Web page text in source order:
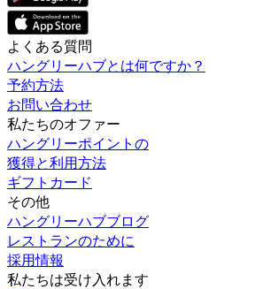
よくある質問
ハングリーハブとは何ですか？
予約方法
お問い合わせ
私たちのオファー
ハングリーポイントの
獲得と利用方法
ギフトカード
その他
ハングリーハブブログ
レストランのために
採用情報
私たちは受け入れます